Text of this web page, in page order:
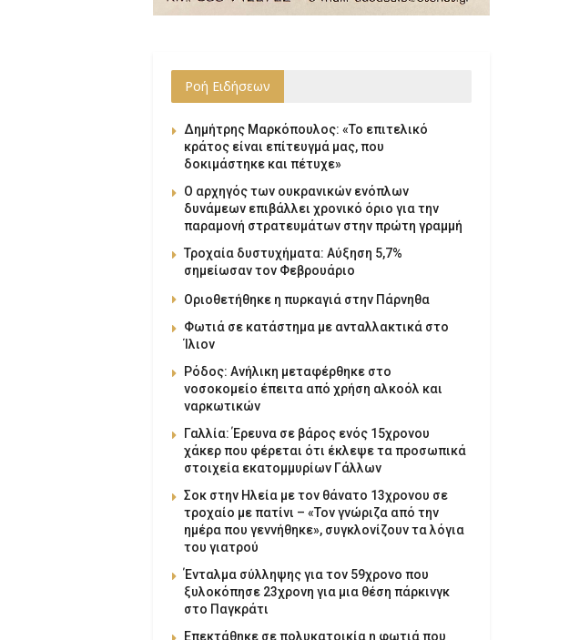
Ροή Ειδήσεων
Δημήτρης Μαρκόπουλος: «Το επιτελικό
κράτος είναι επίτευγμά μας, που
δοκιμάστηκε και πέτυχε»
Ο αρχηγός των ουκρανικών ενόπλων
δυνάμεων επιβάλλει χρονικό όριο για την
παραμονή στρατευμάτων στην πρώτη γραμμή
Τροχαία δυστυχήματα: Αύξηση 5,7%
σημείωσαν τον Φεβρουάριο
Οριοθετήθηκε η πυρκαγιά στην Πάρνηθα
Φωτιά σε κατάστημα με ανταλλακτικά στο
Ίλιον
Ρόδος: Ανήλικη μεταφέρθηκε στο
νοσοκομείο έπειτα από χρήση αλκοόλ και
ναρκωτικών
Γαλλία: Έρευνα σε βάρος ενός 15χρονου
χάκερ που φέρεται ότι έκλεψε τα προσωπικά
στοιχεία εκατομμυρίων Γάλλων
Σοκ στην Ηλεία με τον θάνατο 13χρονου σε
τροχαίο με πατίνι – «Τον γνώριζα από την
ημέρα που γεννήθηκε», συγκλονίζουν τα λόγια
του γιατρού
Ένταλμα σύλληψης για τον 59χρονο που
ξυλοκόπησε 23χρονη για μια θέση πάρκινγκ
στο Παγκράτι
Επεκτάθηκε σε πολυκατοικία η φωτιά που